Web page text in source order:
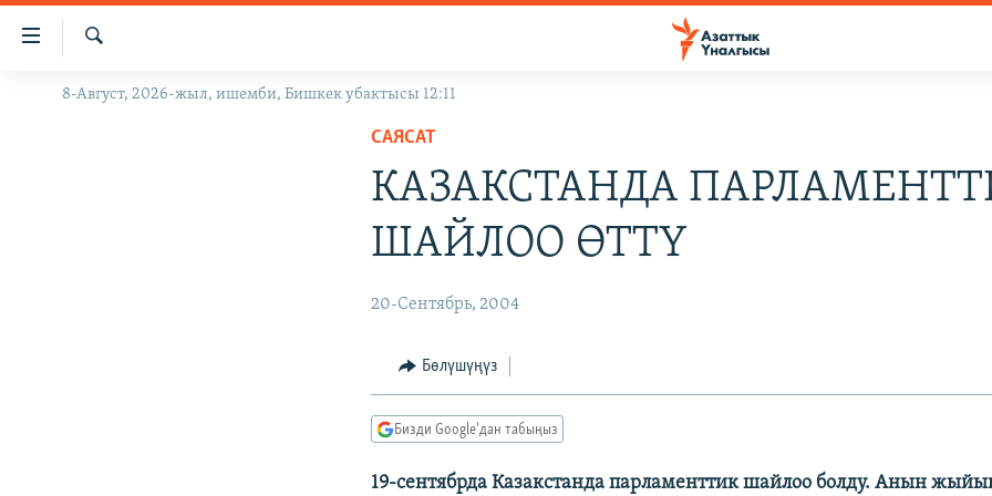
Линктер
Мазмунга
Навигацияга
ЖАҢЫЛЫКТАР
Издөө
8-Август, 2026-жыл, ишемби, Бишкек убактысы 12:11
САЯСАТ
КАЗАКСТАНДА
ШАЙЛОО ӨТТҮ
20-Сентябрь, 2004
Бөлүшүңүз
Бизди Google'дан табыңыз
19-сентябрда Казакстанда парламенттик шайлоо болду. Анын